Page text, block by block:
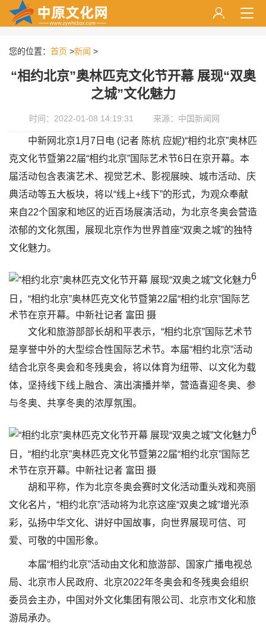
您的位置： 首页 >新闻 >
“相约北京”奥林匹克文化节开幕 展现“双奥
之城”文化魅力
时间：2022-01-08 14:19:31 来源：中国新闻网
中新网北京1月7日电 (记者 陈杭 应妮)“相约北京”奥林匹
克文化节暨第22届“相约北京”国际艺术节6日在京开幕。本
届活动包含表演艺术、视觉艺术、影视展映、城市活动、庆
典活动等五大板块，将以“线上+线下”的形式，为观众奉献
来自22个国家和地区的近百场展演活动，为北京冬奥会营造
浓郁的文化氛围，展现北京作为世界首座“双奥之城”的独特
文化魅力。
6
日，“相约北京”奥林匹克文化节暨第22届“相约北京”国际艺
术节在京开幕。中新社记者 富田 摄
文化和旅游部部长胡和平表示，“相约北京”国际艺术节
是享誉中外的大型综合性国际艺术节。本届“相约北京”活动
结合北京冬奥会和冬残奥会，将以体育为纽带、以文化为载
体，坚持线下线上融合、演出演播并举，营造喜迎冬奥、参
与冬奥、共享冬奥的浓厚氛围。
6
日，“相约北京”奥林匹克文化节暨第22届“相约北京”国际艺
术节在京开幕。中新社记者 富田 摄
胡和平称，作为北京冬奥会赛时文化活动重头戏和亮丽
文化名片，“相约北京”活动将为北京这座“双奥之城”增光添
彩，弘扬中华文化、讲好中国故事，向世界展现可信、可
爱、可敬的中国形象。
本届“相约北京”活动由文化和旅游部、国家广播电视总
局、北京市人民政府、北京2022年冬奥会和冬残奥会组织
委员会主办，中国对外文化集团有限公司、北京市文化和旅
游局承办。